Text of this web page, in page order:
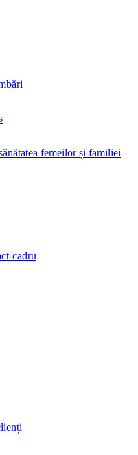
femeilor și familiei
cadru